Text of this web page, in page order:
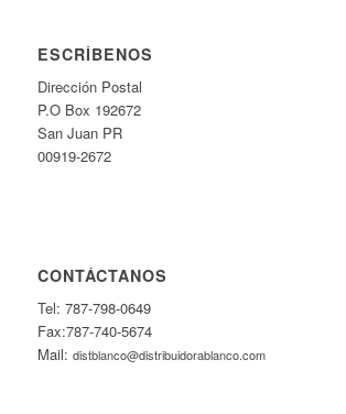
ESCRÍBENOS
Dirección Postal
P.O Box 192672
San Juan PR
00919-2672
CONTÁCTANOS
Tel: 787-798-0649
Fax:787-740-5674
Mail: distblanco@distribuidorablanco.com